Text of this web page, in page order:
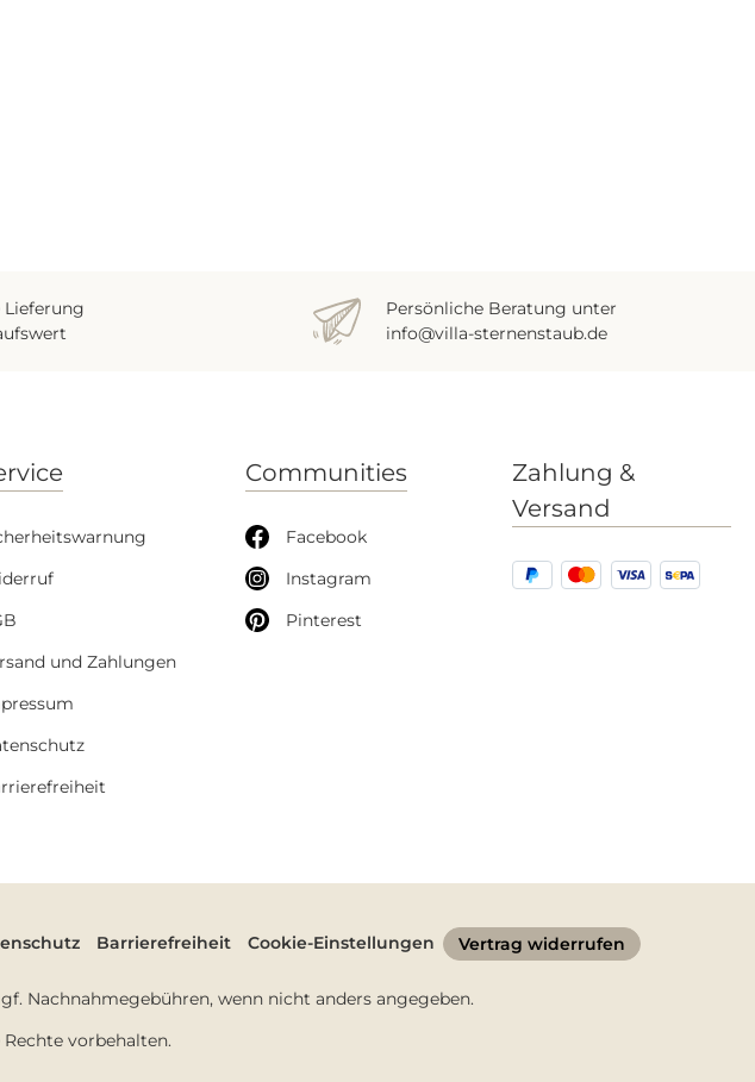
Lieferung
Persönliche Beratung unter
info@villa-sternenstaub.de
und Zahlungen
Communities
Facebook
Instagram
Pinterest
Zahlung &
Versand
Barrierefreiheit Cookie-Einstellungen Vertrag widerrufen
Nachnahmegebühren, wenn nicht anders angegeben.
vorbehalten.